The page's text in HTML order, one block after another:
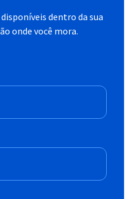
dentro da sua
onde você mora.